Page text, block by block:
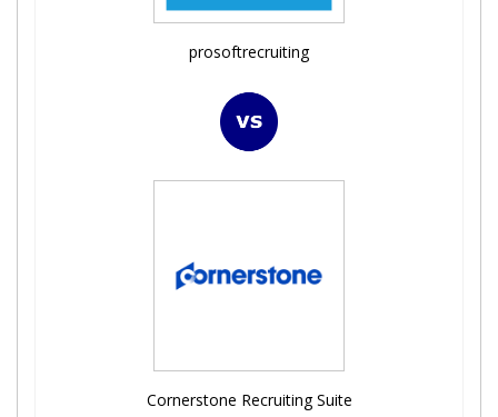
prosoftrecruiting
Cornerstone Recruiting Suite